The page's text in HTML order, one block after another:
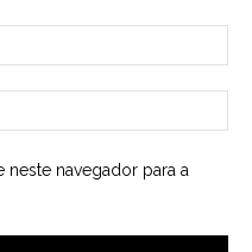
neste navegador para a